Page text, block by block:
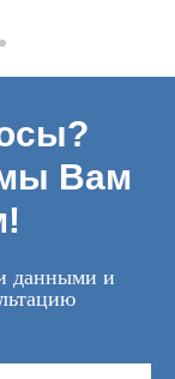
мы Вам
данными и